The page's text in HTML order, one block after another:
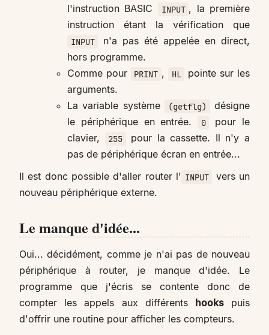
l'instruction BASIC INPUT , la première
instruction étant la vérification que
INPUT
n'a pas été appelée en direct,
hors programme.
Comme pour
PRINT , HL
pointe sur les
arguments.
La variable système
(getflg)
désigne
le périphérique en entrée.
0
pour le
clavier,
255
pour la cassette. Il n'y a
pas de périphérique écran en entrée...
Il est donc possible d'aller router l' INPUT
vers un
nouveau périphérique externe.
Le manque d'idée...
Oui... décidément, comme je n'ai pas de nouveau
périphérique à router, je manque d'idée. Le
programme que j'écris se contente donc de
compter les appels aux différents hookspuis
d'offrir une routine pour afficher les compteurs.